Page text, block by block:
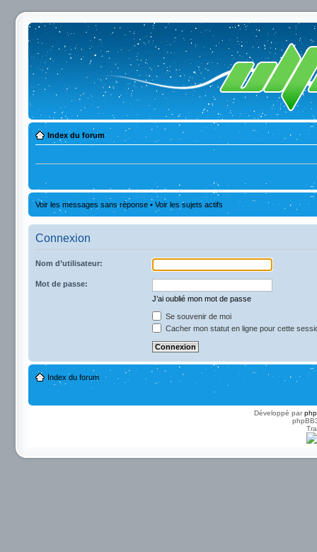
Index du forum
Voir les messages sans réponse • Voir les sujets actifs
Connexion
Nom d’utilisateur:
Mot de passe:
J’ai oublié mon mot de passe
Se souvenir de moi
Cacher mon statut en ligne pour cette
Index du forum
Développé par